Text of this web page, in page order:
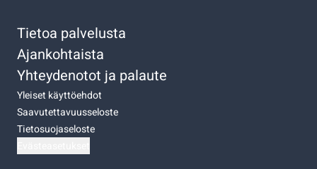
Tietoa palvelusta
Ajankohtaista
Yhteydenotot ja palaute
Yleiset käyttöehdot
Saavutettavuusseloste
Tietosuojaseloste